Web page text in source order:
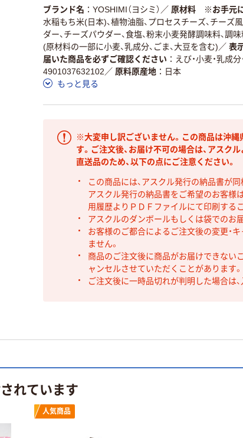
ブランド名 YOSHIMI（ヨシミ） ／ 原材料 ※お手元に
水稲もち米(日本)、植物油脂、プロセスチーズ、チーズ
ダー、チーズパウダー、食塩、粉末小麦発酵調味料、調
(原材料の一部に小麦、乳成分、ごま、大豆を含む) ／ 表
届いた商品を必ずご確認ください
えび・小麦・乳成分
4901037632102 ／ 原料原産地
日本
もっと見る
※大変申し訳ございません。この商品は沖縄
す。ご注文後、お届け不可の場合は、アスク
直送品のため、以下の点にご注意ください。
この商品には、アスクル発行の納品書が
アスクル発行の納品書をご希望のお客様
用履歴よりＰＤＦファイルにて印刷する
アスクルのダンボールもしくは袋でのお
お客様のご都合によるご注文後の変更・キ
ません。
商品のご注文後に商品がお届けできない
ャンセルさせていただくことがあります。
ご注文後に一時品切れが判明した場合は
れています
人気商品